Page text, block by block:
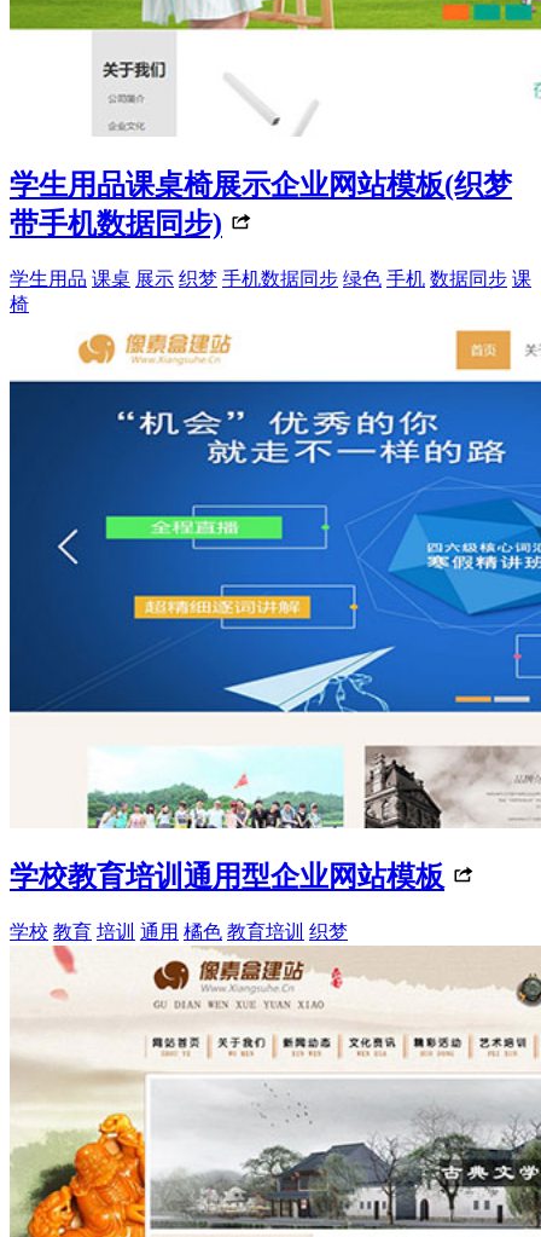
学生用品课桌椅展示企业网站模板(织梦
带手机数据同步)
学生用品 课桌 展示 织梦 手机数据同步 绿色 手机 数据同步 课
椅
学校教育培训通用型企业网站模板
学校 教育 培训 通用 橘色 教育培训 织梦